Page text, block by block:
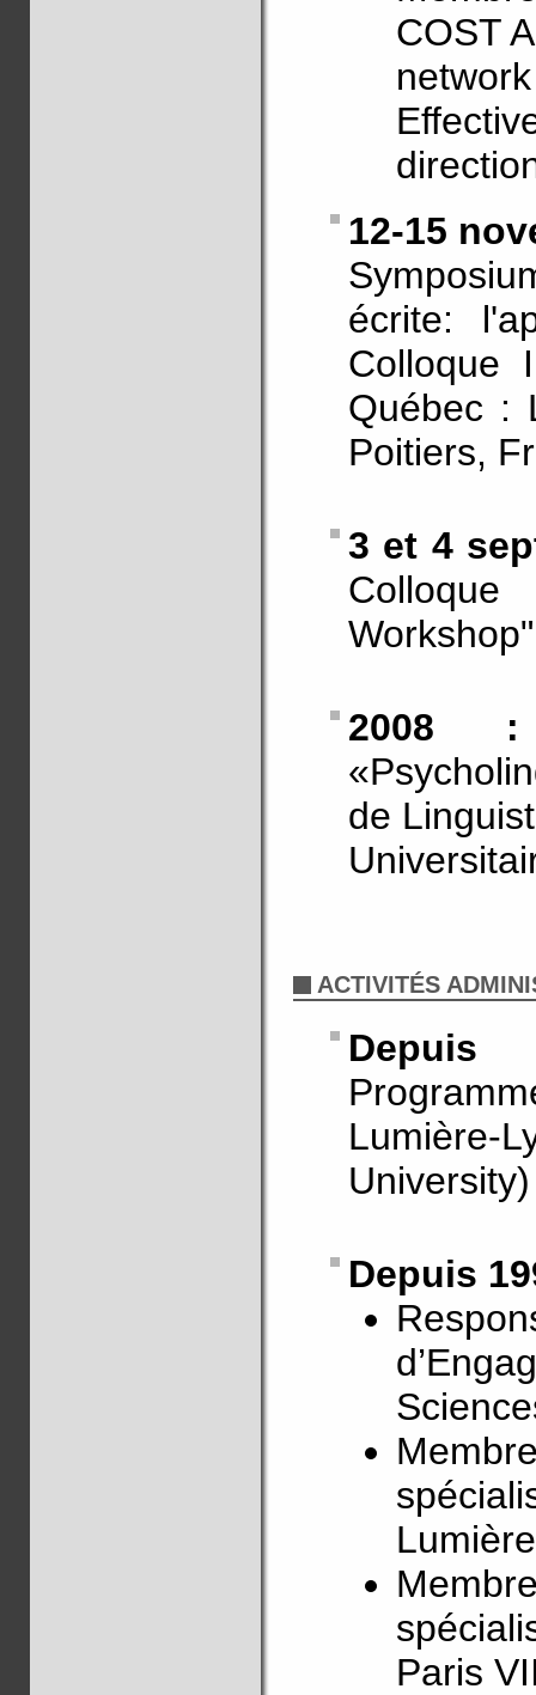
COST
12-15
écrite:
Colloque
Québec :
Poitiers,
3 et 4
2008 :
de
ACTIVITÉS
Lumière-
University)
Depuis
Paris